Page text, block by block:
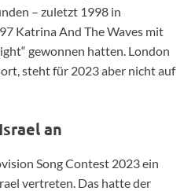
– zuletzt 1998 in
Katrina And The Waves mit
gewonnen hatten. London
steht für 2023 aber nicht auf
an
Song Contest 2023 ein
vertreten. Das hatte der